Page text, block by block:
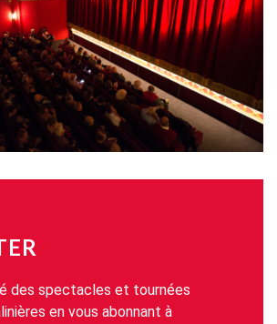
des spectacles et tournées
en vous abonnant à